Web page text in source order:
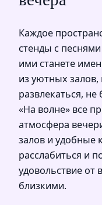
Каждое
стенды с
ими станете
из уютных
развлекаться, не
«На волне» все
атмосфера
залов и удобные
расслабиться и
удовольствие от
близкими.